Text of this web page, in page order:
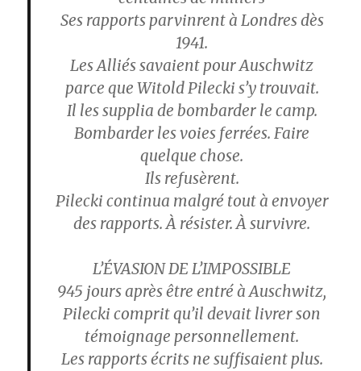
Ses rapports parvinrent à Londres dès
1941.
Les Alliés savaient pour Auschwitz
parce que Witold Pilecki s’y trouvait.
Il les supplia de bombarder le camp.
Bombarder les voies ferrées. Faire
quelque chose.
Ils refusèrent.
Pilecki continua malgré tout à envoyer
des rapports. À résister. À survivre.
L’ÉVASION DE L’IMPOSSIBLE
945 jours après être entré à Auschwitz,
Pilecki comprit qu’il devait livrer son
témoignage personnellement.
Les rapports écrits ne suffisaient plus.